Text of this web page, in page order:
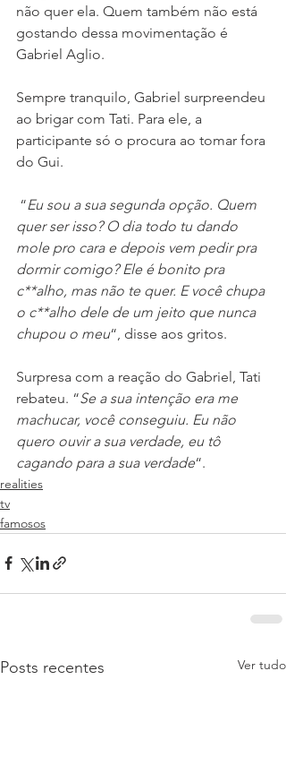
não quer ela. Quem também não está
gostando dessa movimentação é
Gabriel Aglio.
Sempre tranquilo, Gabriel surpreendeu
ao brigar com Tati. Para ele, a
participante só o procura ao tomar fora
do Gui.
“Eu sou a sua segunda opção. Quem
quer ser isso? O dia todo tu dando
mole pro cara e depois vem pedir pra
dormir comigo? Ele é bonito pra
c**alho, mas não te quer. E você chupa
o c**alho dele de um jeito que nunca
chupou o meu“, disse aos gritos.
Surpresa com a reação do Gabriel, Tati
rebateu. “Se a sua intenção era me
machucar, você conseguiu. Eu não
quero ouvir a sua verdade, eu tô
cagando para a sua verdade“.
realities
tv
famosos
Posts recentes Ver tudo